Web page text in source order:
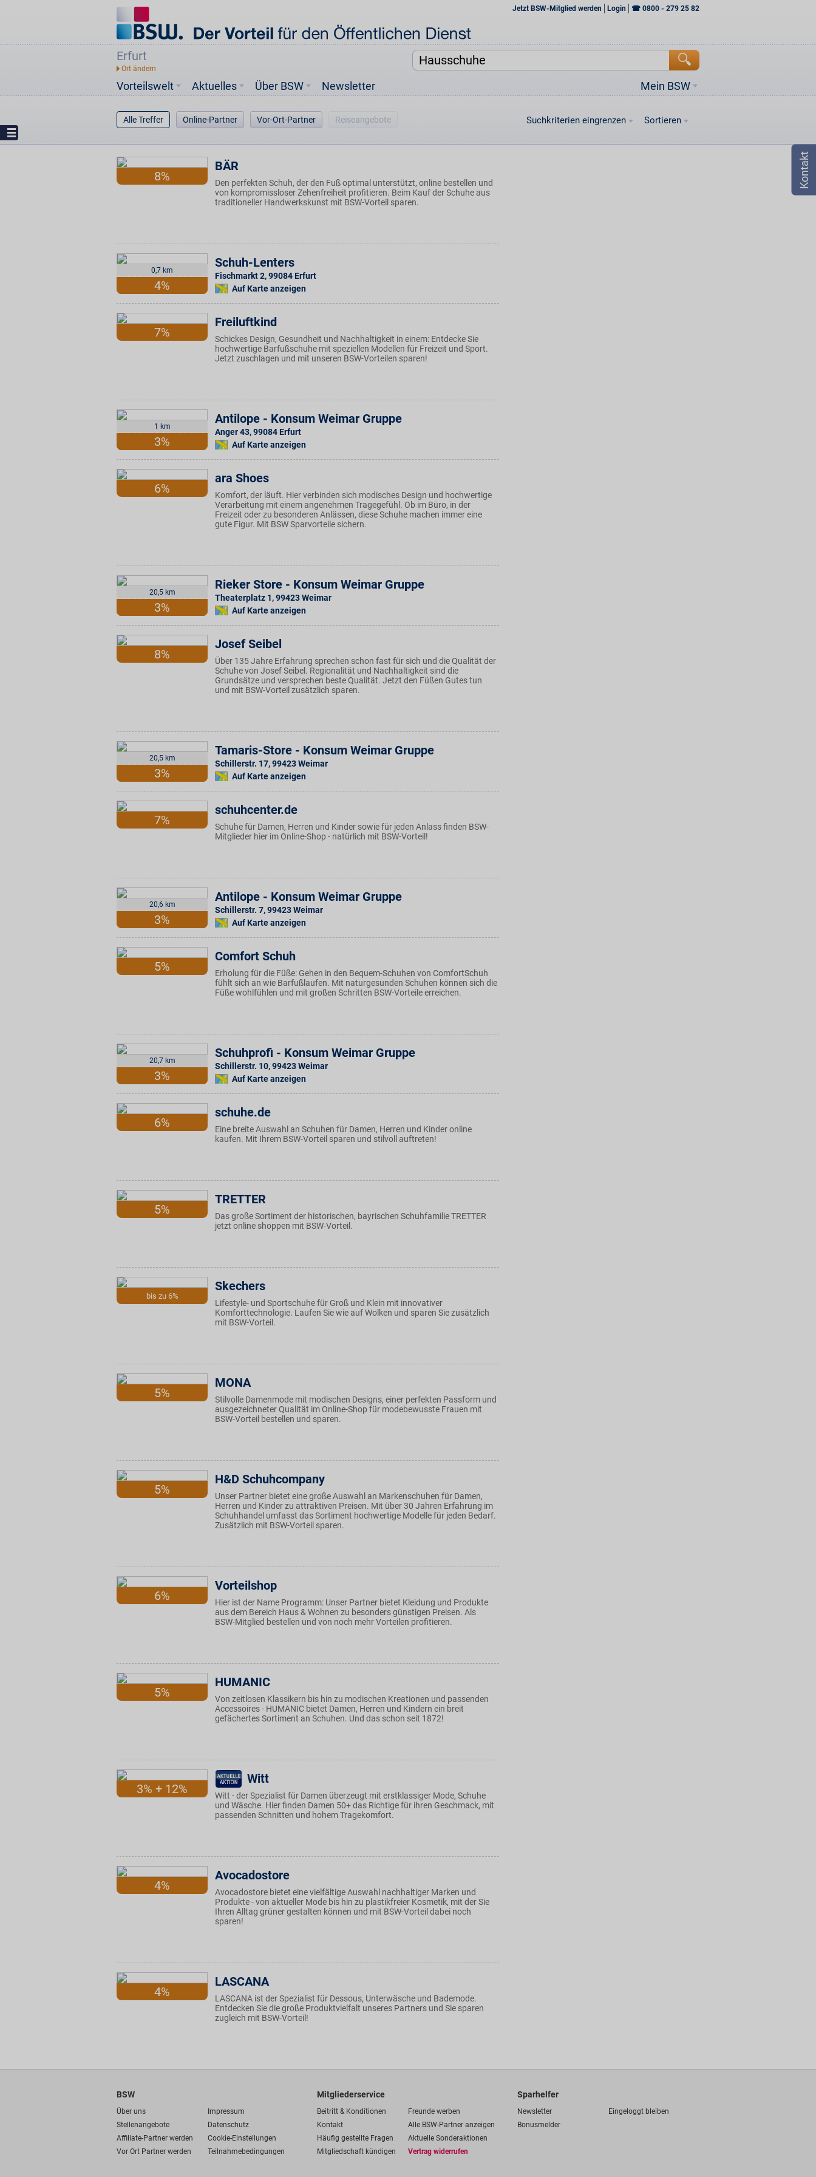
Jetzt BSW-Mitglied werden Login ☎ 0800 - 279 25 82
Erfurt
Vorteilswelt Mein BSW
Aktuelles Über BSW Newsletter
Alle Treffer Online-Partner Vor-Ort-Partner Reiseangebote Suchkriterien eingrenzen Sortieren
8%
BÄR
Den perfekten Schuh, der den Fuß optimal unterstützt, online bestellen und
von kompromissloser Zehenfreiheit profitieren. Beim Kauf der Schuhe aus
traditioneller Handwerkskunst mit BSW-Vorteil sparen.
0,7 km
4%
Schuh-Lenters
Fischmarkt 2,99084 Erfurt
Auf Karte anzeigen
7%
Freiluftkind
Schickes Design, Gesundheit und Nachhaltigkeit in einem: Entdecke Sie
hochwertige Barfußschuhe mit speziellen Modellen für Freizeit und Sport.
Jetzt zuschlagen und mit unseren BSW-Vorteilen sparen!
1 km
3%
Antilope - Konsum Weimar Gruppe
Anger 43,99084 Erfurt
Auf Karte anzeigen
6%
ara Shoes
Komfort, der läuft. Hier verbinden sich modisches Design und hochwertige
Verarbeitung mit einem angenehmen Tragegefühl. Ob im Büro, in der
Freizeit oder zu besonderen Anlässen, diese Schuhe machen immer eine
gute Figur. Mit BSW Sparvorteile sichern.
20,5 km
3%
Rieker Store - Konsum Weimar Gruppe
Theaterplatz 1,99423Weimar
Auf Karte anzeigen
8%
Josef Seibel
Über 135 Jahre Erfahrung sprechen schon fast für sich und die Qualität der
Schuhe von Josef Seibel. Regionalität und Nachhaltigkeit sind die
Grundsätze und versprechen beste Qualität. Jetzt den Füßen Gutes tun
und mit BSW-Vorteil zusätzlich sparen.
20,5 km
3%
Tamaris-Store - Konsum Weimar Gruppe
Schillerstr. 17,99423Weimar
Auf Karte anzeigen
7%
schuhcenter.de
Schuhe für Damen, Herren und Kinder sowie für jeden Anlass finden BSW-
Mitglieder hier im Online-Shop - natürlich mit BSW-Vorteil!
20,6 km
3%
Antilope - Konsum Weimar Gruppe
Schillerstr. 7,99423Weimar
Auf Karte anzeigen
5%
Comfort Schuh
Erholung für die Füße: Gehen in den Bequem-Schuhen von ComfortSchuh
fühlt sich an wie Barfußlaufen. Mit naturgesunden Schuhen können sich die
Füße wohlfühlen und mit großen Schritten BSW-Vorteile erreichen.
20,7 km
3%
Schuhprofi - Konsum Weimar Gruppe
Schillerstr. 10,99423Weimar
Auf Karte anzeigen
6%
schuhe.de
Eine breite Auswahl an Schuhen für Damen, Herren und Kinder online
kaufen. Mit Ihrem BSW-Vorteil sparen und stilvoll auftreten!
5%
TRETTER
Das große Sortiment der historischen, bayrischen Schuhfamilie TRETTER
jetzt online shoppen mit BSW-Vorteil.
bis zu 6%
Skechers
Lifestyle- und Sportschuhe für Groß und Klein mit innovativer
Komforttechnologie. Laufen Sie wie auf Wolken und sparen Sie zusätzlich
mit BSW-Vorteil.
5%
MONA
Stilvolle Damenmode mit modischen Designs, einer perfekten Passform und
ausgezeichneter Qualität im Online-Shop für modebewusste Frauen mit
BSW-Vorteil bestellen und sparen.
5%
H&D Schuhcompany
Unser Partner bietet eine große Auswahl an Markenschuhen für Damen,
Herren und Kinder zu attraktiven Preisen. Mit über 30 Jahren Erfahrung im
Schuhhandel umfasst das Sortiment hochwertige Modelle für jeden Bedarf.
Zusätzlich mit BSW-Vorteil sparen.
6%
Vorteilshop
Hier ist der Name Programm: Unser Partner bietet Kleidung und Produkte
aus dem Bereich Haus & Wohnen zu besonders günstigen Preisen. Als
BSW-Mitglied bestellen und von noch mehr Vorteilen profitieren.
5%
HUMANIC
Von zeitlosen Klassikern bis hin zu modischen Kreationen und passenden
Accessoires - HUMANIC bietet Damen, Herren und Kindern ein breit
gefächertes Sortiment an Schuhen. Und das schon seit 1872!
3% + 12%
Witt
Witt - der Spezialist für Damen überzeugt mit erstklassiger Mode, Schuhe
und Wäsche. Hier finden Damen 50+ das Richtige für ihren Geschmack, mit
passenden Schnitten und hohem Tragekomfort.
4%
Avocadostore
Avocadostore bietet eine vielfältige Auswahl nachhaltiger Marken und
Produkte - von aktueller Mode bis hin zu plastikfreier Kosmetik, mit der Sie
Ihren Alltag grüner gestalten können und mit BSW-Vorteil dabei noch
sparen!
4%
LASCANA
LASCANA ist der Spezialist für Dessous, Unterwäsche und Bademode.
Entdecken Sie die große Produktvielfalt unseres Partners und Sie sparen
zugleich mit BSW-Vorteil!
BSW
Über uns
Impressum
Stellenangebote
Datenschutz
Affiliate-Partner werden
Cookie-Einstellungen
Vor Ort Partner werden
Teilnahmebedingungen
Mitgliederservice
Beitritt & Konditionen
Freunde werben
Kontakt
Alle BSW-Partner anzeigen
Häufig gestellte Fragen
Aktuelle Sonderaktionen
Mitgliedschaft kündigen
Vertrag widerrufen
Sparhelfer
Newsletter
Eingeloggt bleiben
Bonusmelder